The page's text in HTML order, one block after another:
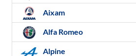
Aixam
Alfa Romeo
Alpine